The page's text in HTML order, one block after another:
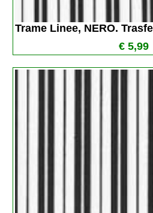
Trame Linee, NERO.
€ 5,99